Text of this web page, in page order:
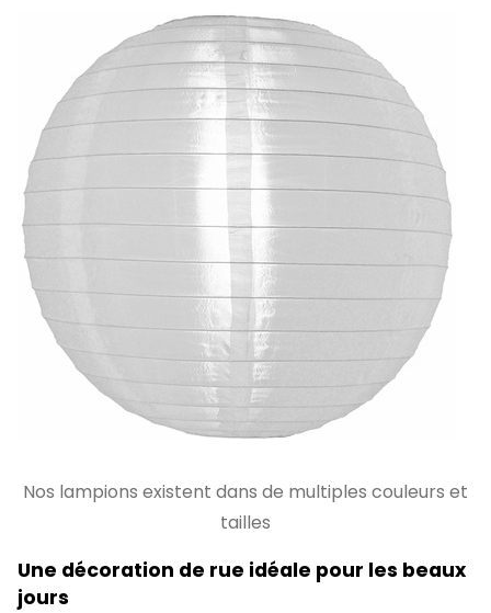
Nos lampions existent dans de multiples couleurs et
tailles
Une décoration de rue idéale pour les beaux
jours